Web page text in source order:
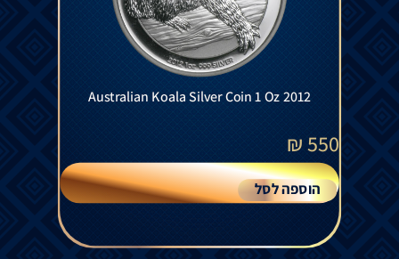
Australian Koala Silver Coin 1 Oz 2012
550
₪
הוספה לסל